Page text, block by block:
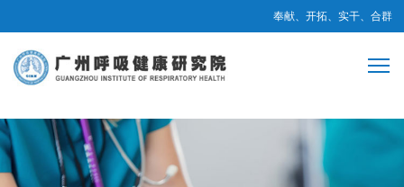
奉献、开拓、实干、合群